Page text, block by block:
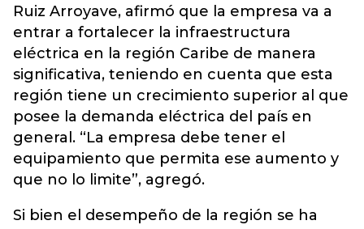
Ruiz Arroyave, afirmó que la empresa va a
entrar a fortalecer la infraestructura
eléctrica en la región Caribe de manera
significativa, teniendo en cuenta que esta
región tiene un crecimiento superior al que
posee la demanda eléctrica del país en
general. “La empresa debe tener el
equipamiento que permita ese aumento y
que no lo limite”, agregó.
Si bien el desempeño de la región se ha